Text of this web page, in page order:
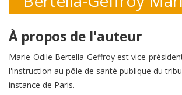
À propos de l'auteur
Marie-Odile Bertella-Geffroy est vice-
l'instruction au pôle de santé publique du
instance de Paris.